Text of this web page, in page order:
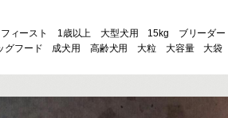
ィースト 1歳以上 大型犬用 15kg ブリーダー
グフード 成犬用 高齢犬用 大粒 大容量 大袋